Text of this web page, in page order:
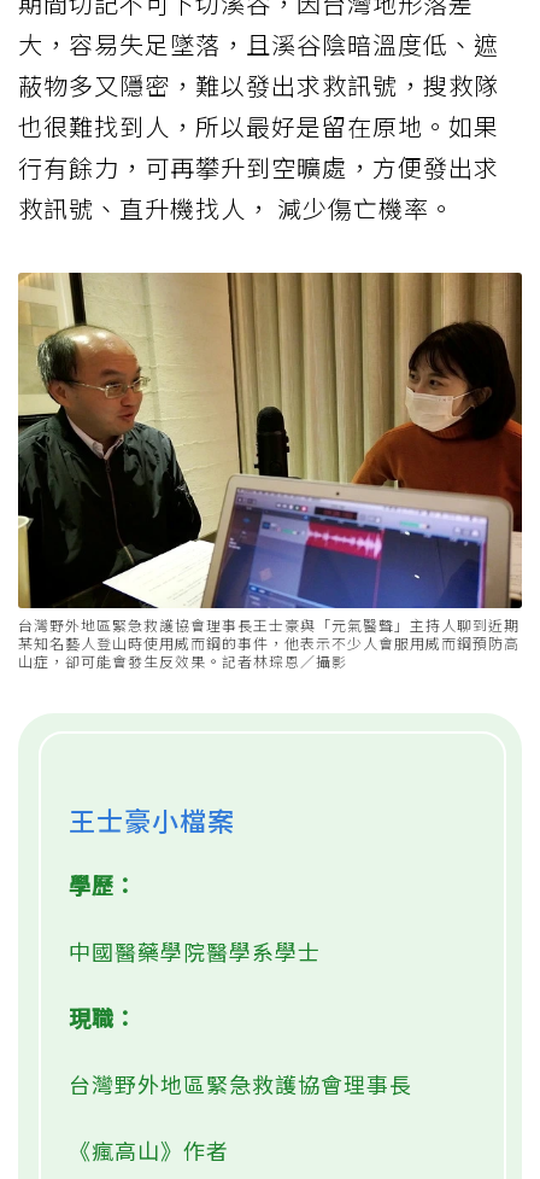
大，容易失足墜落，且溪谷陰暗溫度低、遮
蔽物多又隱密，難以發出求救訊號，搜救隊
也很難找到人，所以最好是留在原地。如果
行有餘力，可再攀升到空曠處，方便發出求
救訊號、直升機找人， 減少傷亡機率。
台灣野外地區緊急救護協會理事長王士豪與「元氣醫聲」主持人聊到近期
某知名藝人登山時使用威而鋼的事件，他表示不少人會服用威而鋼預防高
山症，卻可能會發生反效果。記者林琮恩／攝影
王士豪小檔案
學歷：
中國醫藥學院醫學系學士
現職：
台灣野外地區緊急救護協會理事長
《瘋高山》作者